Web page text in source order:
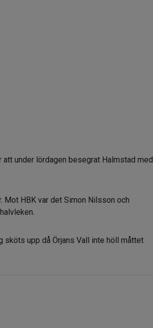
under lördagen besegrat Halmstad med
Mot HBK var det Simon Nilsson och
sköts upp då Örjans Vall inte höll måttet